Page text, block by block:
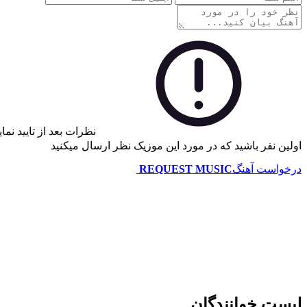
نظرات بعد از تایید
اولین نفر باشید که در مورد این موزیک نظر ارسال میکنید
درخواست آهنگREQUEST MUSIC